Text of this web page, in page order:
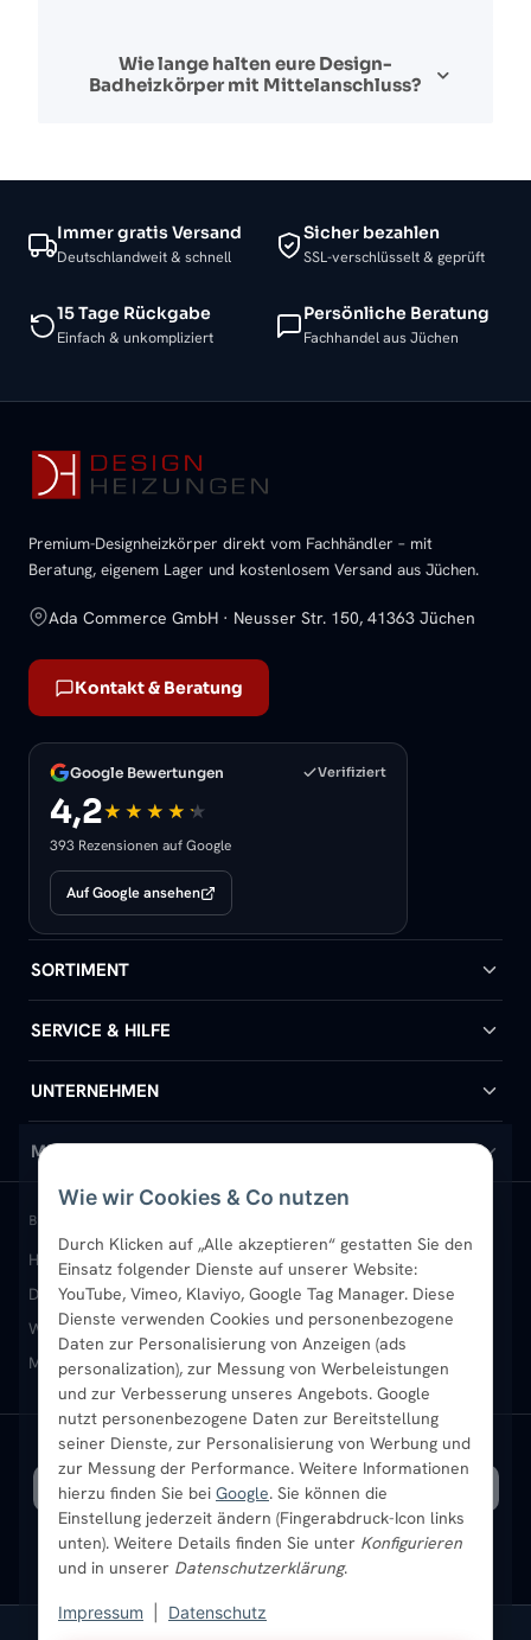
Wie wir Cookies & Co nutzen
Durch Klicken auf „Alle akzeptieren“ gestatten Sie den
Einsatz folgender Dienste auf unserer Website:
YouTube, Vimeo, Klaviyo, Google Tag Manager. Diese
Dienste verwenden Cookies und personenbezogene
Daten zur Personalisierung von Anzeigen (ads
personalization), zur Messung von Werbeleistungen
und zur Verbesserung unseres Angebots. Google
nutzt personenbezogene Daten zur Bereitstellung
seiner Dienste, zur Personalisierung von Werbung und
zur Messung der Performance. Weitere Informationen
hierzu finden Sie bei Google. Sie können die
Einstellung jederzeit ändern (Fingerabdruck-Icon links
unten). Weitere Details finden Sie unter Konfigurieren
und in unserer Datenschutzerklärung.
Impressum Datenschutz
Wie lange halten eure Design-
Badheizkörper mit Mittelanschluss?
Immer gratis Versand
Deutschlandweit & schnell
Sicher bezahlen
SSL-verschlüsselt & geprüft
15 Tage Rückgabe
Einfach & unkompliziert
Persönliche Beratung
Fachhandel aus Jüchen
Premium-Designheizkörper direkt vom Fachhändler – mit
Beratung, eigenem Lager und kostenlosem Versand aus Jüchen.
Ada Commerce GmbH · Neusser Str. 150, 41363 Jüchen
Kontakt & Beratung
Google Bewertungen Verifiziert
4,2
393 Rezensionen auf Google
Auf Google ansehen
SORTIMENT
Badheizkörper
Handtuchheizkörper
Design-Heizkörper
Paneelheizkörper
Vertikal-Heizkörper
Heizkörper-Zubehör
SERVICE & HILFE
Hilfe & Kontakt
Versand & Lieferung
Rückgabe & Widerruf
Garantie & Gewährleistung
Montageservice vor Ort
Sendung verfolgen
UNTERNEHMEN
Wir über uns
Standort & Abholung Jüchen
B2B-Kunden
Karriere
Ratgeber
Bestpreisgarantie
MEIN KONTO
Anmelden / Mein Konto
Merkliste
Newsletter
Aktuelle Angebote
BELIEBTE KATEGORIEN
Heizkörper kaufen Badheizkörper
Handtuchheizkörper
Design-HeizkörperPaneelheizkörperVertikal-Heizkörper
Wandheizkörper Wohnraum-Heizkörper Badheizkörper Schwarz
Mischbetrieb-HeizkörperHeizkörper-ZubehörAktuelle Angebote
SICHERE ZAHLUNG VERSAND MIT